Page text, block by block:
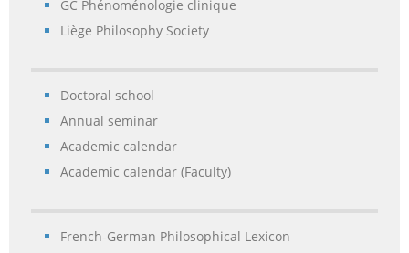
GC Phénoménologie clinique
Liège Philosophy Society
Doctoral school
Annual seminar
Academic calendar
Academic calendar (Faculty)
French-German Philosophical Lexicon